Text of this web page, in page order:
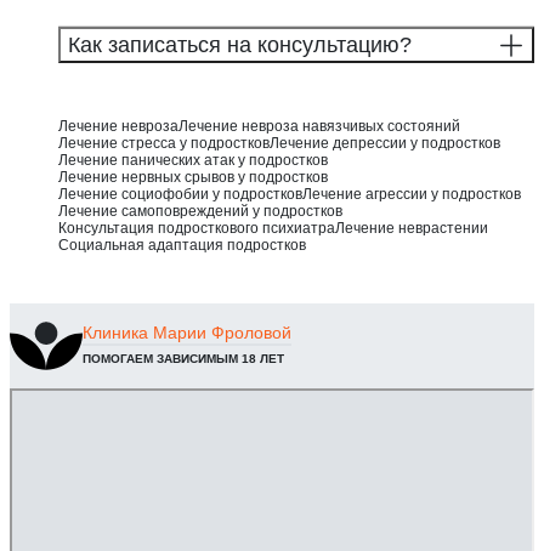
Как записаться на консультацию?
Лечение неврозаЛечение невроза навязчивых состояний
Лечение стресса у подростковЛечение депрессии у подростков
Лечение панических атак у подростков
Лечение нервных срывов у подростков
Лечение социофобии у подростковЛечение агрессии у подростков
Лечение самоповреждений у подростков
Консультация подросткового психиатраЛечение неврастении
Социальная адаптация подростков
Клиника Марии Фроловой
ПОМОГАЕМ ЗАВИСИМЫМ 18 ЛЕТ